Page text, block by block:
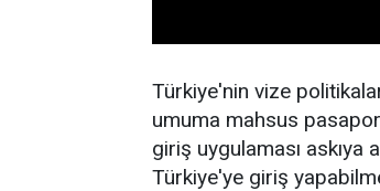
Türkiye'nin vize
umuma mahsus
giriş uygulaması askıya
Türkiye'ye giriş